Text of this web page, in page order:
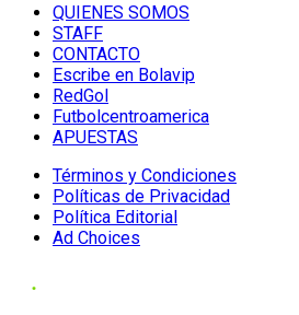
QUIENES SOMOS
STAFF
CONTACTO
Escribe en Bolavip
RedGol
Futbolcentroamerica
APUESTAS
Términos y Condiciones
Políticas de Privacidad
Política Editorial
Ad Choices